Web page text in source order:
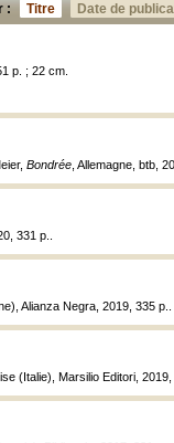
: Titre Date de
p. ; 22 cm.
Bondrée , Allemagne, btb,
331 p..
Alianza Negra, 2019, 335 p..
(Italie), Marsilio Editori, 2019,